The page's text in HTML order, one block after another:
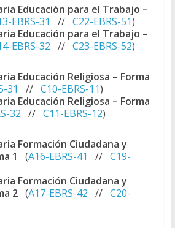
Educación para el Trabajo –
EBRS-31 // C22-EBRS-51)
Educación para el Trabajo –
EBRS-32 // C23-EBRS-52)
Educación Religiosa – Forma
31 // C10-EBRS-11)
Educación Religiosa – Forma
32 // C11-EBRS-12)
Formación Ciudadana y
1
(A16-EBRS-41 // C19-
Formación Ciudadana y
2(A17-EBRS-42 // C20-